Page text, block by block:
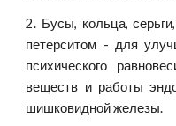
2. Бусы, кольца,
петерситом - для
психического
веществ и работы
шишковидной железы.